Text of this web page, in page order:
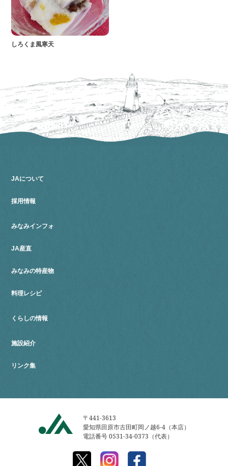
しろくま風寒天
JAについて
採用情報
みなみインフォ
JA産直
みなみの特産物
料理レシピ
くらしの情報
施設紹介
リンク集
〒441-3613
愛知県田原市古田町岡ノ越6-4（本店）
電話番号 0531-34-0373（代表）